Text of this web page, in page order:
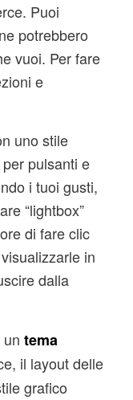
Puoi
potrebbero
vuoi. Per fare
e
uno stile
pulsanti e
i tuoi gusti,
“lightbox”
di fare clic
in
dalla
tema
il layout delle
grafico